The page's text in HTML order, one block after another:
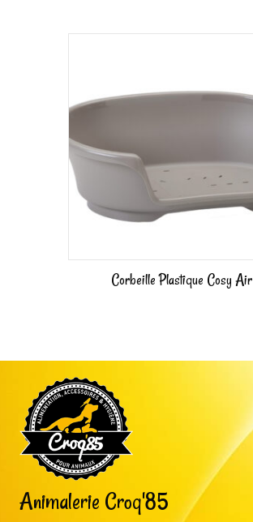
Corbeille Plastique Cosy Air
Animalerie Croq'85